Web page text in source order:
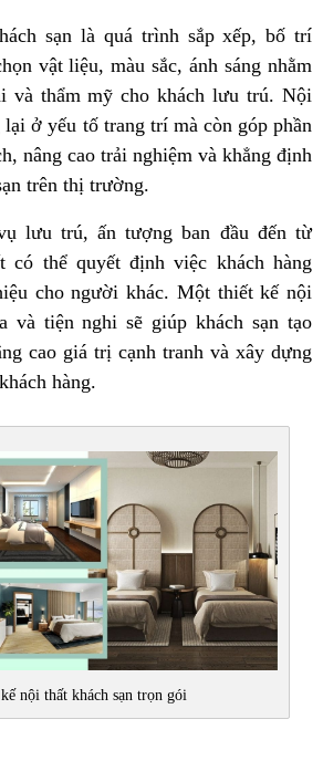
sạn là quá trình sắp xếp, bố trí
vật liệu, màu sắc, ánh sáng nhằm
và thẩm mỹ cho khách lưu trú. Nội
ở yếu tố trang trí mà còn góp phần
nâng cao trải nghiệm và khẳng định
trên thị trường.
lưu trú, ấn tượng ban đầu đến từ
có thể quyết định việc khách hàng
cho người khác. Một thiết kế nội
và tiện nghi sẽ giúp khách sạn tạo
cao giá trị cạnh tranh và xây dựng
hàng.
nội thất khách sạn trọn gói